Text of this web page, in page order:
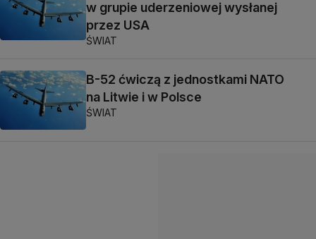
w grupie uderzeniowej wysłanej
przez USA
ŚWIAT
B-52 ćwiczą z jednostkami NATO
na Litwie i w Polsce
ŚWIAT